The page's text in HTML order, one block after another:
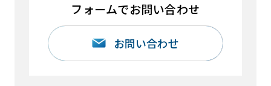
フォームでお問い合わせ
お問い合わせ